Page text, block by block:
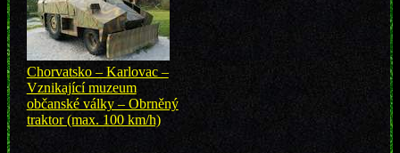
Chorvatsko – Karlovac –
Vznikající muzeum
občanské války – Obrněný
traktor (max. 100 km/h)